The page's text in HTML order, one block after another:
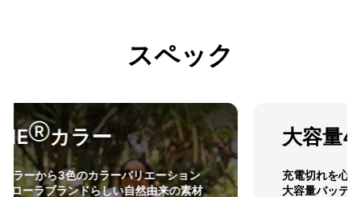
スペック
大容量4500mAhバッテリー
充電切れを心配することなく、丸一日以上使用できる
大容量バッテリー。30W TurboPowerTM charging